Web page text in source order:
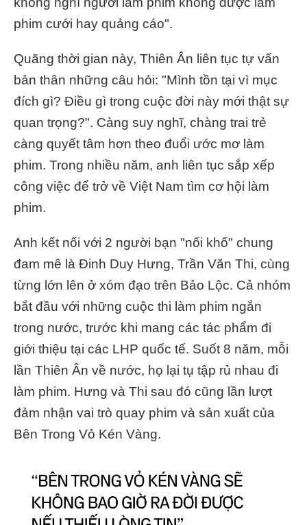
phim cưới hay quảng cáo".
Quãng thời gian này, Thiên Ân liên tục tự vấn
bản thân những câu hỏi: "Mình tồn tại vì mục
đích gì? Điều gì trong cuộc đời này mới thật sự
quan trọng?". Càng suy nghĩ, chàng trai trẻ
càng quyết tâm hơn theo đuổi ước mơ làm
phim. Trong nhiều năm, anh liên tục sắp xếp
công việc để trở về Việt Nam tìm cơ hội làm
phim.
Anh kết nối với 2 người bạn "nối khố" chung
đam mê là Đinh Duy Hưng, Trần Văn Thi, cùng
từng lớn lên ở xóm đạo trên Bảo Lộc. Cả nhóm
bắt đầu với những cuộc thi làm phim ngắn
trong nước, trước khi mang các tác phẩm đi
giới thiệu tại các LHP quốc tế. Suốt 8 năm, mỗi
lần Thiên Ân về nước, họ lại tụ tập rủ nhau đi
làm phim. Hưng và Thi sau đó cũng lần lượt
đảm nhận vai trò quay phim và sản xuất của
Bên Trong Vỏ Kén Vàng.